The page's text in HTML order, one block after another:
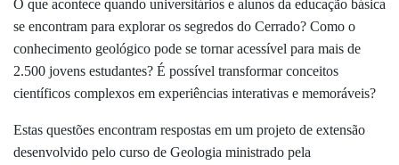
O que acontece quando universitários e alunos da educação básica
se encontram para explorar os segredos do Cerrado? Como o
conhecimento geológico pode se tornar acessível para mais de
2.500 jovens estudantes? É possível transformar conceitos
científicos complexos em experiências interativas e memoráveis?
Estas questões encontram respostas em um projeto de extensão
desenvolvido pelo curso de Geologia ministrado pela